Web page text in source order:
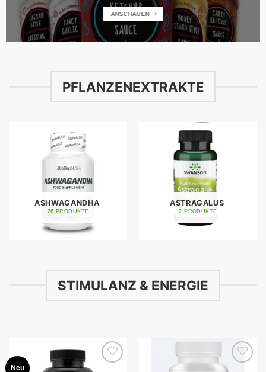
ANSCHAUEN
PFLANZENEXTRAKTE
ASHWAGANDHA
26 PRODUKTE
ASTRAGALUS
2 PRODUKTE
STIMULANZ & ENERGIE
Neu